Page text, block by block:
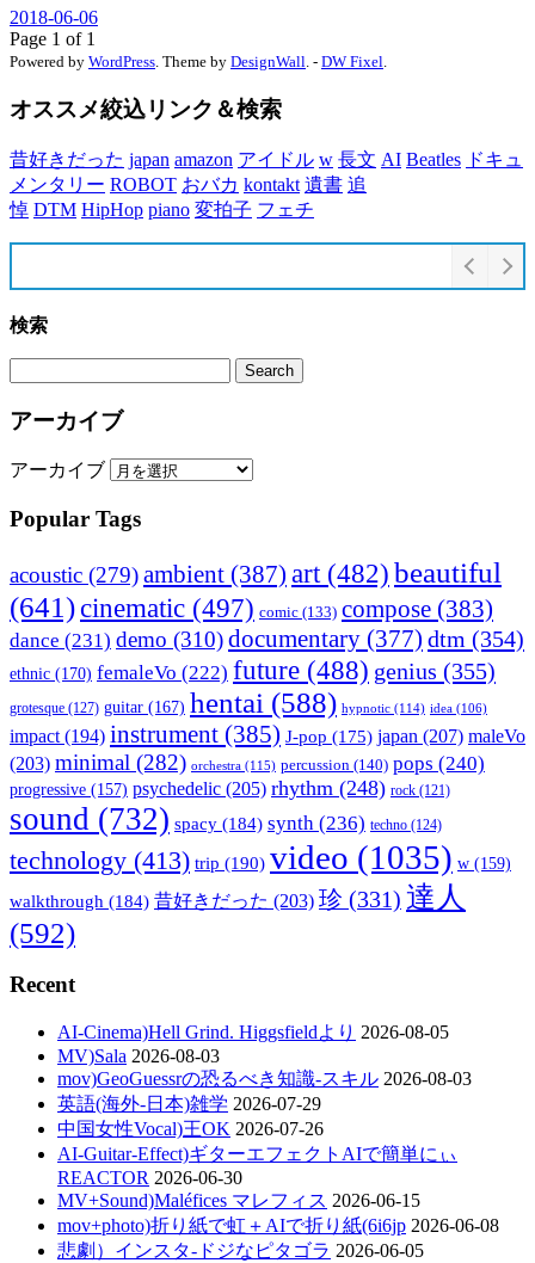
2018-06-06
Page 1 of 1
Powered by WordPress. Theme by DesignWall. - DW Fixel.
オススメ絞込リンク＆検索
昔好きだった japan amazon アイドル w 長文 AI Beatles ドキュ
メンタリー ROBOT おバカ kontakt 遺書 追
悼 DTM HipHop piano 変拍子 フェチ
検索
アーカイブ
アーカイブ
Popular Tags
acoustic (279)ambient (387) art (482) beautiful
(641)cinematic (497) comic (133) compose (383)
dance (231) demo (310)documentary (377) dtm (354)
ethnic (170) femaleVo (222) future (488) genius (355)
grotesque (127) guitar (167) hentai (588) hypnotic (114) idea (106)
impact (194) instrument (385) J-pop (175) japan (207) maleVo
(203) minimal (282) orchestra (115) percussion (140) pops (240)
progressive (157) psychedelic (205) rhythm (248) rock (121)
sound (732) spacy (184) synth (236) techno (124)
technology (413) trip (190) video (1035) w (159)
walkthrough (184) 昔好きだった (203) 珍 (331) 達人
(592)
Recent
AI-Cinema)Hell Grind. Higgsfieldより 2026-08-05
MV)Sala 2026-08-03
mov)GeoGuessrの恐るべき知識-スキル 2026-08-03
英語(海外-日本)雑学 2026-07-29
中国女性Vocal)王OK 2026-07-26
AI-Guitar-Effect)ギターエフェクトAIで簡単にぃ
REACTOR 2026-06-30
MV+Sound)Maléfices マレフィス 2026-06-15
mov+photo)折り紙で虹＋AIで折り紙(6i6jp 2026-06-08
悲劇）インスタ-ドジなピタゴラ 2026-06-05